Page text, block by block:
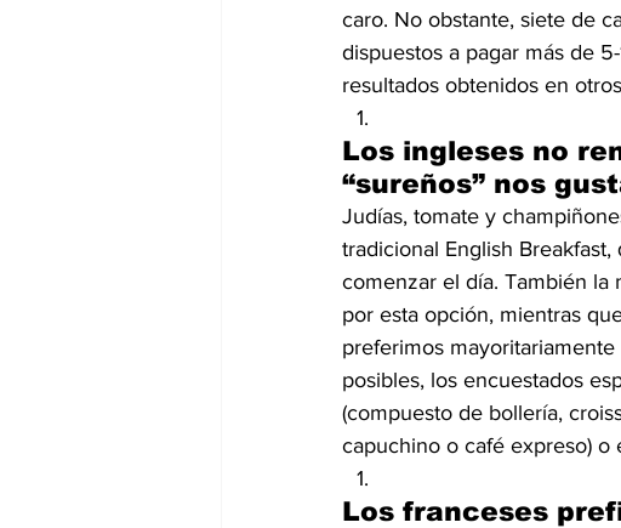
caro. No obstante, siete de
dispuestos a pagar más de
resultados obtenidos en
Los ingleses no
“sureños” nos
Judías, tomate y
tradicional English
comenzar el día. También la
por esta opción, mientras
preferimos
posibles, los encuestados
(compuesto de bollería,
capuchino o café expreso) o
Los franceses